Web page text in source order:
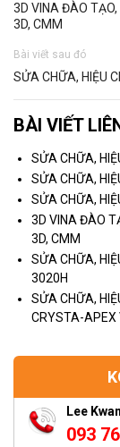
Lee
093
3D VINA ĐÀO TẠO,
3D, CMM
Bài viết sau đó
SỬA CHỮA, HIỆU
BÀI VIẾT
SỬA CHỮA,
SỬA CHỮA,
SỬA CHỮA,
3D VINA ĐÀO
3D, CMM
SỬA CHỮA,
3020H
SỬA CHỮA,
CRYSTA-APEX